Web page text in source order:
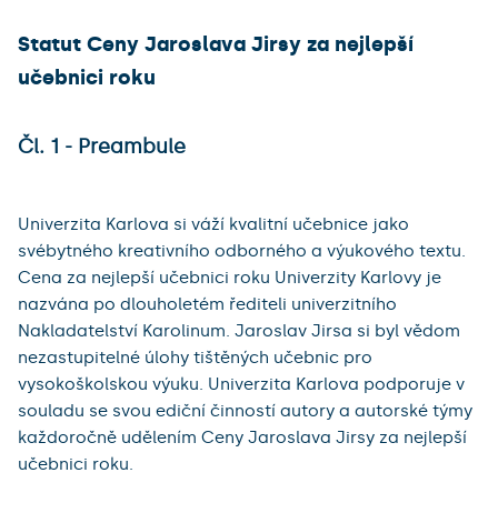
Statut Ceny Jaroslava Jirsy za nejlepší
učebnici roku
Čl. 1 - Preambule
Univerzita Karlova si váží kvalitní učebnice jako
svébytného kreativního odborného a výukového textu.
Cena za nejlepší učebnici roku Univerzity Karlovy je
nazvána po dlouholetém řediteli univerzitního
Nakladatelství Karolinum. Jaroslav Jirsa si byl vědom
nezastupitelné úlohy tištěných učebnic pro
vysokoškolskou výuku. Univerzita Karlova podporuje v
souladu se svou ediční činností autory a autorské týmy
každoročně udělením Ceny Jaroslava Jirsy za nejlepší
učebnici roku.